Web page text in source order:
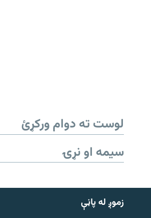
لوست ته دوام ورکړئ
سیمه او نړۍ
زموږ له پاڼې